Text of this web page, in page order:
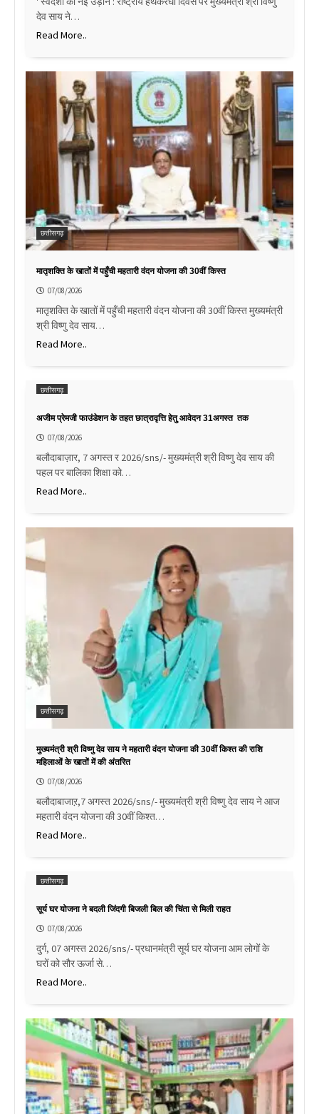
देव साय ने…
Read More..
छत्तीसगढ़
मातृशक्ति के खातों में पहुँची महतारी वंदन योजना की 30वीं किस्त
07/08/2026
मातृशक्ति के खातों में पहुँची महतारी वंदन योजना की 30वीं किस्त मुख्यमंत्री
श्री विष्णु देव साय…
Read More..
छत्तीसगढ़
अजीम प्रेमजी फाउंडेशन के तहत छात्रावृत्ति हेतु आवेदन 31अगस्त तक
07/08/2026
बलौदाबाज़ार, 7 अगस्त र 2026/sns/- मुख्यमंत्री श्री विष्णु देव साय की
पहल पर बालिका शिक्षा को…
Read More..
छत्तीसगढ़
मुख्यमंत्री श्री विष्णु देव साय ने महतारी वंदन योजना की 30वीं किश्त की राशि
महिलाओं के खातों में की अंतरित
07/08/2026
बलौदाबाजाऱ,7 अगस्त 2026/sns/- मुख्यमंत्री श्री विष्णु देव साय ने आज
महतारी वंदन योजना की 30वीं किश्त…
Read More..
छत्तीसगढ़
सूर्य घर योजना ने बदली जिंदगी बिजली बिल की चिंता से मिली राहत
07/08/2026
दुर्ग, 07 अगस्त 2026/sns/- प्रधानमंत्री सूर्य घर योजना आम लोगों के
घरों को सौर ऊर्जा से…
Read More..